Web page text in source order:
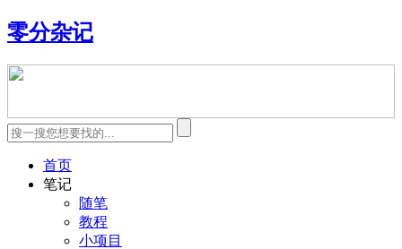
零分杂记
首页
笔记
随笔
教程
小项目